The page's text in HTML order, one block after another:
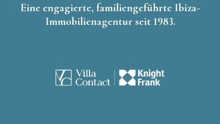
Eine engagierte, familiengeführte Ibiza-
Immobilienagentur seit 1983.